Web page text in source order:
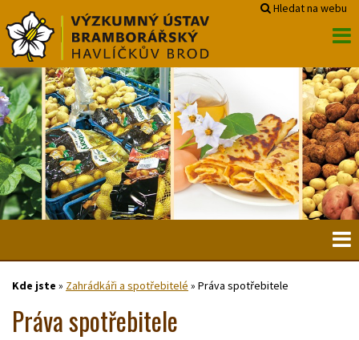
Hledat na webu
Kde jste » Zahrádkáři a spotřebitelé » Práva spotřebitele
Práva spotřebitele